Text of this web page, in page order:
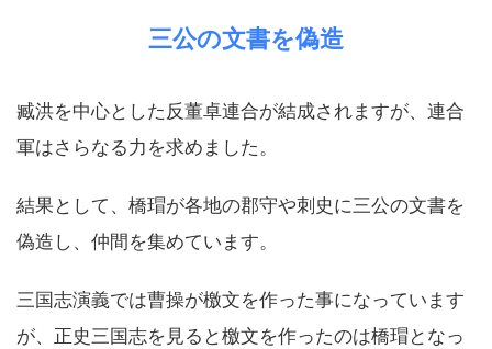
三公の文書を偽造
臧洪を中心とした反董卓連合が結成されますが、連合
軍はさらなる力を求めました。
結果として、橋瑁が各地の郡守や刺史に三公の文書を
偽造し、仲間を集めています。
三国志演義では曹操が檄文を作った事になっています
が、正史三国志を見ると檄文を作ったのは橋瑁となっ